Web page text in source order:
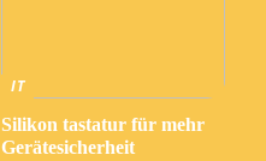
IT
Silikon tastatur für mehr
Gerätesicherheit